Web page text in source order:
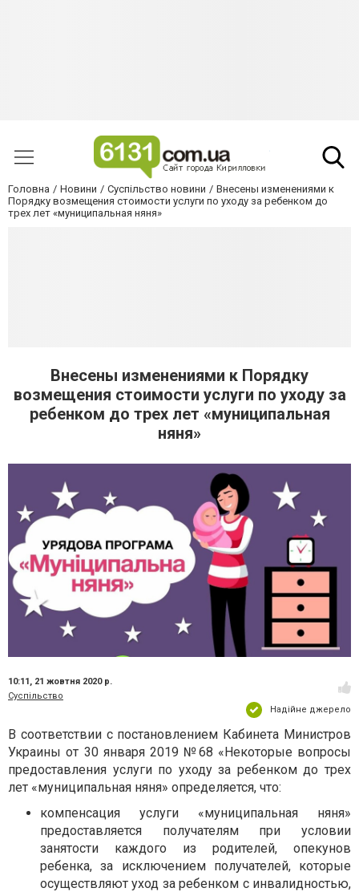
Головна Новини Суспільство новини
Внесены изменениями к
Порядку возмещения стоимости услуги по уходу за ребенком до
трех лет «муниципальная няня»
Внесены изменениями к Порядку
возмещения стоимости услуги по уходу за
ребенком до трех лет «муниципальная
няня»
10:11, 21 жовтня 2020 р.
Суспільство
Надійне джерело
В соответствии с постановлением Кабинета Министров
Украины от 30 января 2019 №68 «Некоторые вопросы
предоставления услуги по уходу за ребенком до трех
лет «муниципальная няня» определяется, что:
компенсация услуги «муниципальная няня»
предоставляется получателям при условии
занятости каждого из родителей, опекунов
ребенка, за исключением получателей, которые
осуществляют уход за ребенком с инвалидностью,